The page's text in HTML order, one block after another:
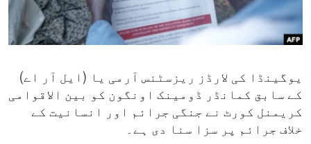
ENVIRONMENT AND HEALTH
IDEALS AND INSTITUTIONS
یوگینڈا کی لارڈز ریزسٹنس آرمی یا (ایل آر اے)
کے سابق کمانڈر ڈومینک اونگون کو بین الاقوامی
کریمنل کورٹ نے جنگی جرائم اور انسانیت کے
خلاف جرائم پر سزا سنا دی ہے۔